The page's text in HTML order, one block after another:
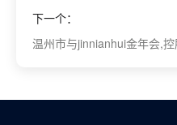
下一个：
温州市与jinnianhui金年会,